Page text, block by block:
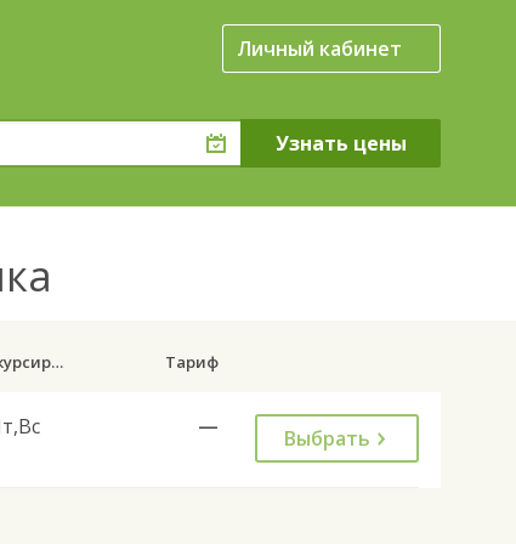
Личный кабинет
Дни курсирования Тариф
— Выбрать